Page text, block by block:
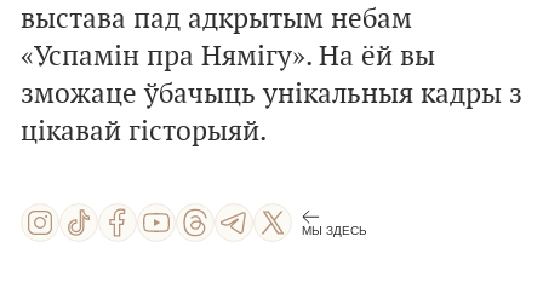
выстава пад адкрытым небам
«Успамін пра Нямігу». На ёй вы
зможаце ўбачыць унікальныя кадры з
цікавай гісторыяй.
МЫ ЗДЕСЬ